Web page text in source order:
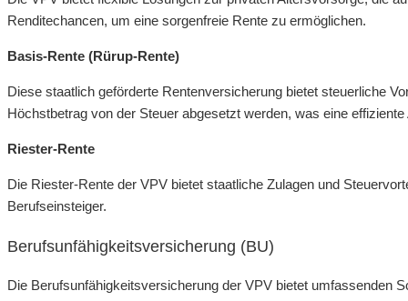
Renditechancen, um eine sorgenfreie Rente zu ermöglichen.
Basis-Rente (Rürup-Rente)
Diese staatlich geförderte Rentenversicherung bietet steuerliche
Höchstbetrag von der Steuer abgesetzt werden, was eine
Riester-Rente
Die Riester-Rente der VPV bietet staatliche Zulagen und
Berufseinsteiger.
Berufsunfähigkeitsversicherung (BU)
Die Berufsunfähigkeitsversicherung der VPV bietet umfassenden